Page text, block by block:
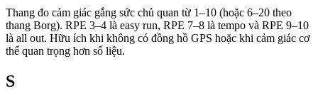
Thang đo cảm giác gắng sức chủ quan từ 1–10 (hoặc 6–20 theo
thang Borg). RPE 3–4 là easy run, RPE 7–8 là tempo và RPE 9–10
là all out. Hữu ích khi không có đồng hồ GPS hoặc khi cảm giác cơ
thể quan trọng hơn số liệu.
S